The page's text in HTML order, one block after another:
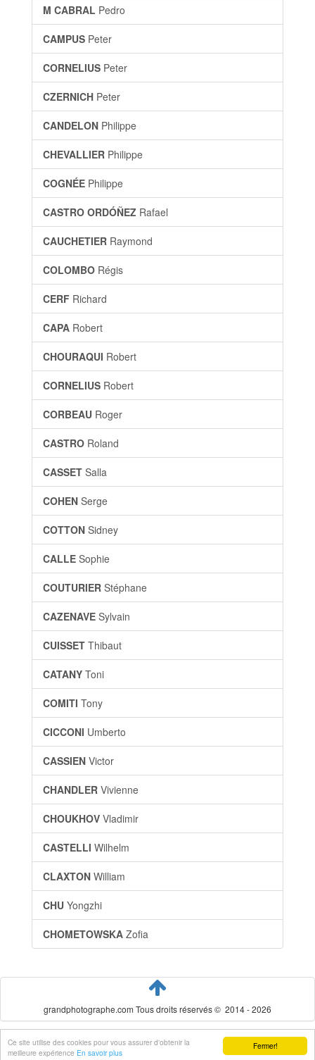
Fermer!
Ce site utilise des cookies pour vous assurer d'obtenir la
meilleure expérience En savoir plus
M CABRAL Pedro
CAMPUS Peter
CORNELIUS Peter
CZERNICH Peter
CANDELON Philippe
CHEVALLIER Philippe
COGNÉE Philippe
CASTRO ORDÓÑEZ Rafael
CAUCHETIER Raymond
COLOMBO Régis
CERF Richard
CAPA Robert
CHOURAQUI Robert
CORNELIUS Robert
CORBEAU Roger
CASTRO Roland
CASSET Salla
COHEN Serge
COTTON Sidney
CALLE Sophie
COUTURIER Stéphane
CAZENAVE Sylvain
CUISSET Thibaut
CATANY Toni
COMITI Tony
CICCONI Umberto
CASSIEN Victor
CHANDLER Vivienne
CHOUKHOV Vladimir
CASTELLI Wilhelm
CLAXTON William
CHU Yongzhi
CHOMETOWSKA Zofia
grandphotographe.com Tous droits réservés © 2014 - 2026